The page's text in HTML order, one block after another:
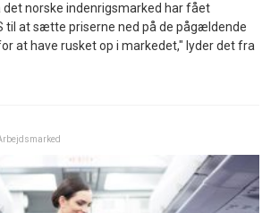
det norske indenrigsmarked har fået
til at sætte priserne ned på de pågældende
at have rusket op i markedet," lyder det fra